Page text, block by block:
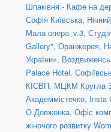
Шпаківня - Кафе на
Софія Київська,
Мала опера_v.3,
Gallery", Оранжерея,
України»,
Palace Hotel.
КІСВП, МЦКМ Кругла
Академмістечко, Insta
О.Довженка, Офіс
жіночого розвитку